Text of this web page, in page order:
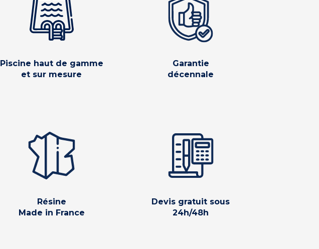
Piscine haut de gamme
et sur mesure
Garantie
décennale
Résine
Made in France
Devis gratuit sous
24h/48h